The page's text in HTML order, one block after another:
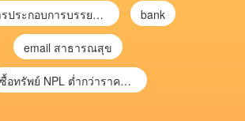
เอกสารประกอบการบรรยาย การประเมินความเสี่ยงเพื่อวางแผนการตรวจสอบ \ bank
email สาธารณสุข
ซื้อทรัพย์ NPL ต่ำกว่าราคาตลาด 30-70% แบบไม่ต้องไปประมูล”